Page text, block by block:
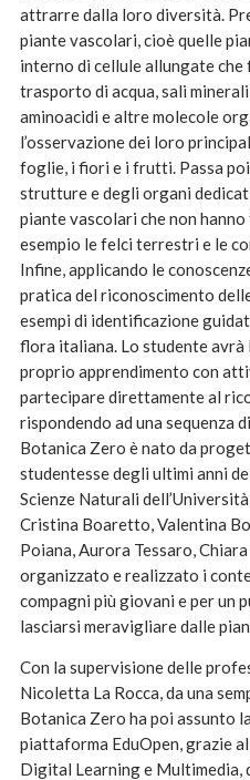
attrarre dalla loro diversità.
piante vascolari, cioè quelle
interno di cellule allungate che
trasporto di acqua, sali
aminoacidi e altre molecole
l’osservazione dei loro
foglie, i fiori e i frutti. Passa
strutture e degli organi
piante vascolari che non
esempio le felci terrestri e le
Infine, applicando le
pratica del riconoscimento
esempi di identificazione
flora italiana. Lo studente
proprio apprendimento con
partecipare direttamente al
rispondendo ad una sequenza
Botanica Zero è nato da
studentesse degli ultimi anni
Scienze Naturali
Cristina Boaretto, Valentina
Poiana, Aurora Tessaro,
organizzato e realizzato i
compagni più giovani e per un
lasciarsi meravigliare dalle
Con la supervisione delle
Nicoletta La Rocca, da una
Botanica Zero ha poi assunto
piattaforma EduOpen, grazie
Digital Learning e